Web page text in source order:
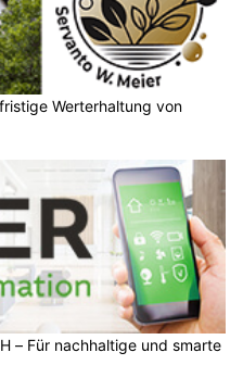
Werterhaltung von
– Für nachhaltige und smarte